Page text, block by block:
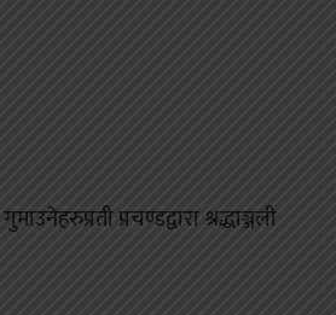
प्रचण्डद्वारा श्रद्धाञ्जली